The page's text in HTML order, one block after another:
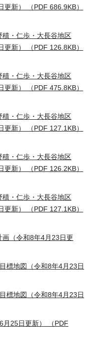
新） （PDF 686.9KB）
・仁歩・大長谷地区
新） （PDF 126.8KB）
・仁歩・大長谷地区
新） （PDF 475.8KB）
・仁歩・大長谷地区
新） （PDF 127.1KB）
・仁歩・大長谷地区
新） （PDF 126.2KB）
・仁歩・大長谷地区
新） （PDF 127.1KB）
（令和8年4月23日更
地図（令和8年4月23日
地図（令和8年4月23日
25日更新） （PDF